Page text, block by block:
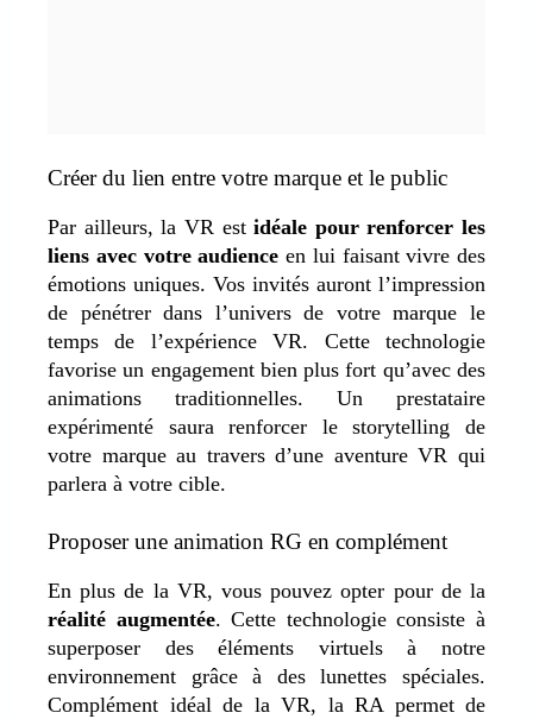
Créer du lien entre votre marque et le public
Par ailleurs, la VR estidéale pour renforcer les
liens avec votre audience en lui faisant vivre des
émotions uniques. Vos invités auront l’impression
de pénétrer dans l’univers de votre marque le
temps de l’expérience VR. Cette technologie
favorise un engagement bien plus fort qu’avec des
animations traditionnelles. Un prestataire
expérimenté saura renforcer le storytelling de
votre marque au travers d’une aventure VR qui
parlera à votre cible.
Proposer une animation RG en complément
En plus de la VR, vous pouvez opter pour de la
réalité augmentée. Cette technologie consiste à
superposer des éléments virtuels à notre
environnement grâce à des lunettes spéciales.
Complément idéal de la VR, la RA permet de